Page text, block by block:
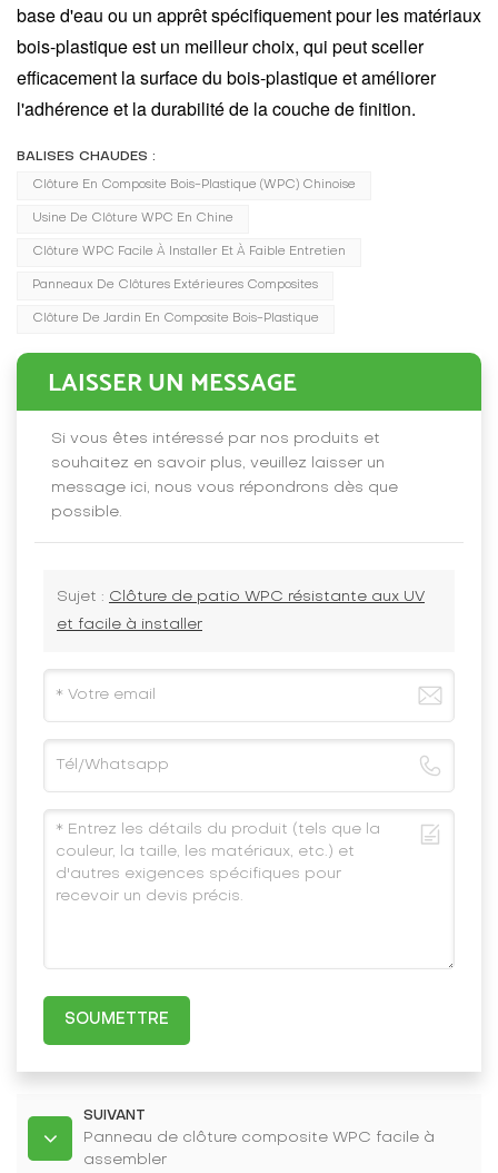
base d'eau ou un apprêt spécifiquement pour les matériaux
bois-plastique est un meilleur choix, qui peut sceller
efficacement la surface du bois-plastique et améliorer
l'adhérence et la durabilité de la couche de finition.
BALISES CHAUDES :
Clôture En Composite Bois-Plastique (WPC) Chinoise
Usine De Clôture WPC En Chine
Clôture WPC Facile À Installer Et À Faible Entretien
Panneaux De Clôtures Extérieures Composites
Clôture De Jardin En Composite Bois-Plastique
LAISSER UN MESSAGE
Si vous êtes intéressé par nos produits et
souhaitez en savoir plus, veuillez laisser un
message ici, nous vous répondrons dès que
possible.
Sujet : Clôture de patio WPC résistante aux UV
et facile à installer
SOUMETTRE
SUIVANT
Panneau de clôture composite WPC facile à
assembler